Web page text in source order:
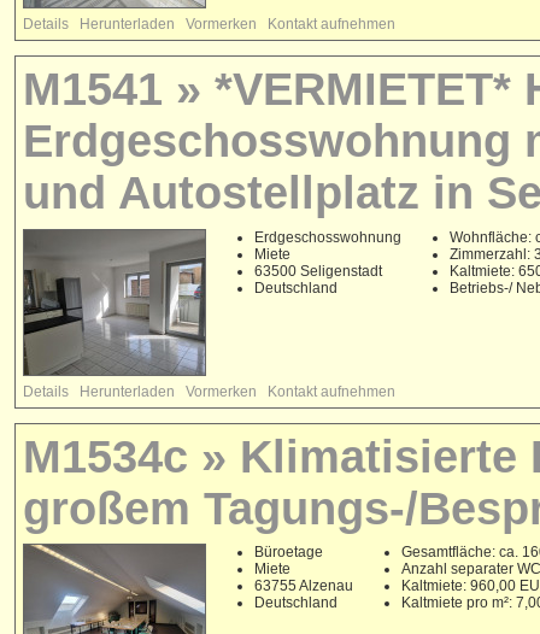
Details Herunterladen Vormerken Kontakt aufnehmen
M1541 »
Erdgeschosswohnung
und Autostellplatz in
Erdgeschosswohnung
Miete
63500 Seligenstadt
Deutschland
Wohnfläche:
Zimmerzahl:
Kaltmiete:
Betriebs-/
Details Herunterladen Vormerken Kontakt aufnehmen
M1534c »
großem Tagungs-/
Büroetage
Miete
63755 Alzenau
Deutschland
Gesamtfläche: ca.
Anzahl separater
Kaltmiete: 960,00
Kaltmiete pro m²: